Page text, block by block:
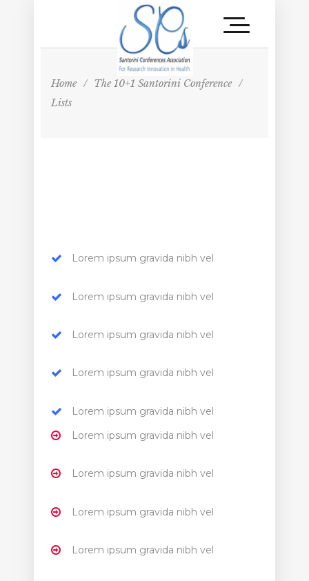
Home / The 10+1 Santorini Conference /
Lists
Lorem ipsum gravida nibh vel
Lorem ipsum gravida nibh vel
Lorem ipsum gravida nibh vel
Lorem ipsum gravida nibh vel
Lorem ipsum gravida nibh vel
Lorem ipsum gravida nibh vel
Lorem ipsum gravida nibh vel
Lorem ipsum gravida nibh vel
Lorem ipsum gravida nibh vel